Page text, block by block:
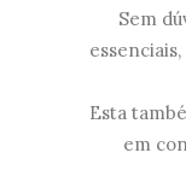
Sem
Esta
em